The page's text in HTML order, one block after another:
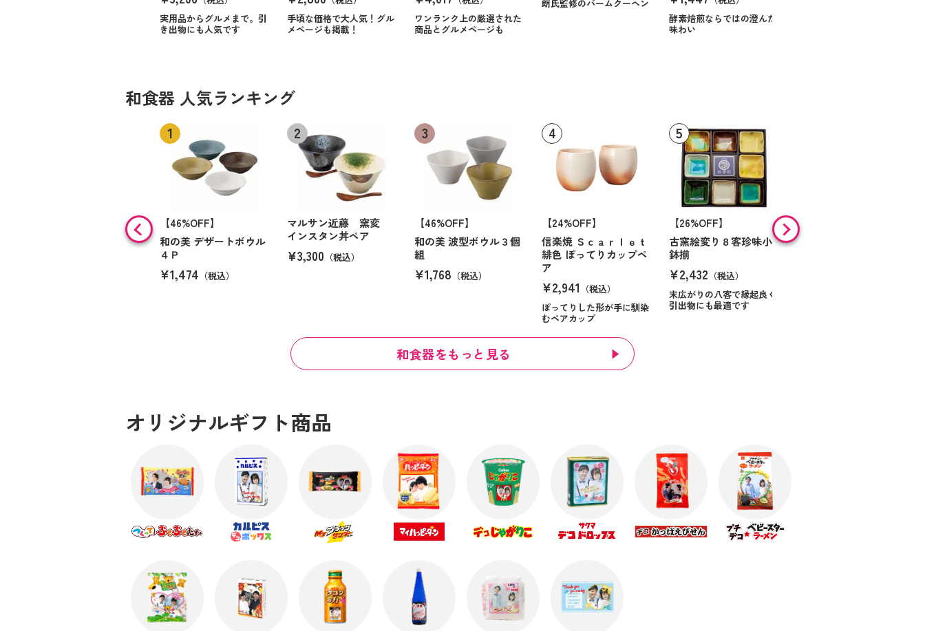
実用品からグルメまで。引
き出物にも人気です
手頃な価格で大人気！グル
メページも掲載！
ワンランク上の厳選された
商品とグルメページも
朗氏監修のバームクーヘン
酵素焙煎ならではの澄んだ
味わい
和食器 人気ランキング
【46%OFF】
和の美 デザートボウル
４Ｐ
¥1,474 （税込）
マルサン近藤 窯変
インスタン丼ペア
¥3,300 （税込）
【46%OFF】
和の美 波型ボウル３個
組
¥1,768 （税込）
【24%OFF】
信楽焼 Ｓｃａｒｌｅｔ
緋色 ぽってりカップペ
ア
¥2,941 （税込）
ぽってりした形が手に馴染
むペアカップ
【26%OFF】
古窯絵変り８客珍味小
鉢揃
¥2,432 （税込）
末広がりの八客で縁起良く
引出物にも最適です
【46%OFF】
金彩流し 長角皿Ｌ２枚
和食器をもっと見る
オリジナルギフト商品